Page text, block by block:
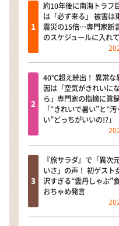
約10年後に南海トラフ
は「必ず来る」 被害は
震災の15倍…専門家断
のスケジュールに入れて
40℃超え続出！ 異常な
因は「空気がきれいに
ら」専門家の指摘に眞
「“きれいで暑い”と“
い”どっちがいいの!?」
『旅サラダ』で「異次
いさ」の声！ 初ゲスト
沢すぎる“雲丹しゃぶ”
おちゃめ発言